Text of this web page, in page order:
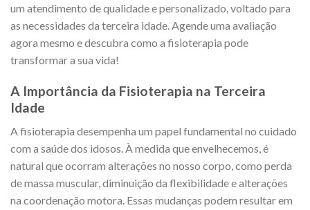
um atendimento de qualidade e personalizado, voltado para
as necessidades da terceira idade. Agende uma avaliação
agora mesmo e descubra como a fisioterapia pode
transformar a sua vida!
A Importância da Fisioterapia na Terceira
Idade
A fisioterapia desempenha um papel fundamental no cuidado
com a saúde dos idosos. À medida que envelhecemos, é
natural que ocorram alterações no nosso corpo, como perda
de massa muscular, diminuição da flexibilidade e alterações
na coordenação motora. Essas mudanças podem resultar em